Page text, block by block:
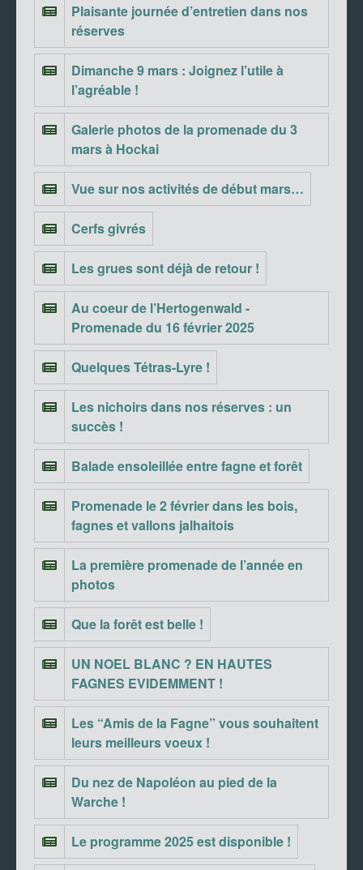
Plaisante journée d’entretien dans nos
réserves
Dimanche 9 mars : Joignez l’utile à
l’agréable !
Galerie photos de la promenade du 3
mars à Hockai
Vue sur nos activités de début mars…
Cerfs givrés
Les grues sont déjà de retour !
Au coeur de l’Hertogenwald -
Promenade du 16 février 2025
Quelques Tétras-Lyre !
Les nichoirs dans nos réserves : un
succès !
Balade ensoleillée entre fagne et forêt
Promenade le 2 février dans les bois,
fagnes et vallons jalhaitois
La première promenade de l’année en
photos
Que la forêt est belle !
UN NOEL BLANC ? EN HAUTES
FAGNES EVIDEMMENT !
Les “Amis de la Fagne” vous souhaitent
leurs meilleurs voeux !
Du nez de Napoléon au pied de la
Warche !
Le programme 2025 est disponible !